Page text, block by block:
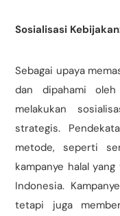
Sosialisasi
Sebagai upaya
dan dipahami oleh
melakukan
strategis.
metode, seperti
kampanye halal
Indonesia.
tetapi juga